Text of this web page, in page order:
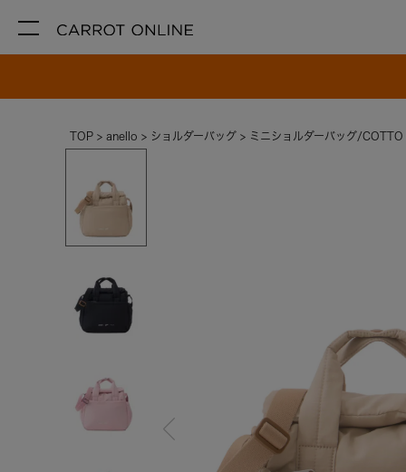
TOP anello ショルダーバッグ ミニショルダーバッグ/COTTO